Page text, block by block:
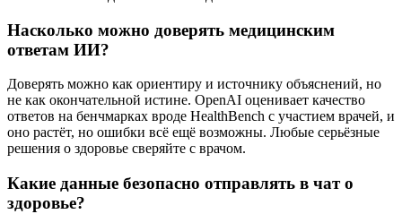
Насколько можно доверять медицинским
ответам ИИ?
Доверять можно как ориентиру и источнику объяснений, но
не как окончательной истине. OpenAI оценивает качество
ответов на бенчмарках вроде HealthBench с участием врачей, и
оно растёт, но ошибки всё ещё возможны. Любые серьёзные
решения о здоровье сверяйте с врачом.
Какие данные безопасно отправлять в чат о
здоровье?